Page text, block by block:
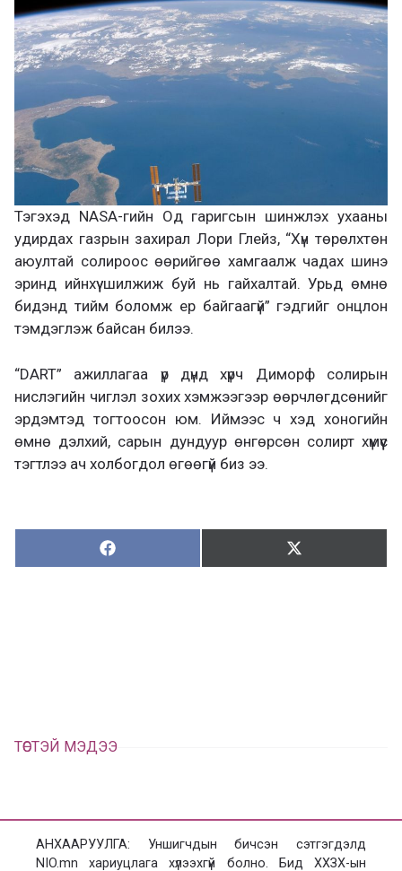
Тэгэхэд NASA-гийн Од гаригсын шинжлэх ухааны
удирдах газрын захирал Лори Глейз, “Хүн төрөлхтөн
аюултай солироос өөрийгөө хамгаалж чадах шинэ
эринд ийнхүү шилжиж буй нь гайхалтай. Урьд өмнө
бидэнд тийм боломж ер байгаагүй” гэдгийг онцлон
тэмдэглэж байсан билээ.
“DART” ажиллагаа үр дүнд хүрч Диморф солирын
нислэгийн чиглэл зохих хэмжээгээр өөрчлөгдсөнийг
эрдэмтэд тогтоосон юм. Иймээс ч хэд хоногийн
өмнө дэлхий, сарын дундуур өнгөрсөн солирт хүмүүс
тэгтлээ ач холбогдол өгөөгүй биз ээ.
Хуваалцах:
Х
у
Түгээх:
Т
ТӨСТЭЙ МЭДЭЭ
АНХААРУУЛГА: Уншигчдын бичсэн сэтгэгдэлд
NIO.mn хариуцлага хүлээхгүй болно. Бид ХХЗХ-ын